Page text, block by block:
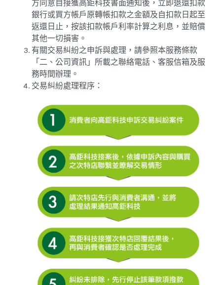
方同意自接獲高鉅科技書面通知後，立即退還扣款
銀行或買方帳戶原轉帳扣款之金額及自扣款日起至
返還日止，按該扣款帳戶利率計算之利息，並賠償
其他一切損害。
有關交易糾紛之申訴與處理，請參照本服務條款
「二、公司資訊」所載之聯絡電話、客服信箱及服
務時間辦理。
交易糾紛處理程序：